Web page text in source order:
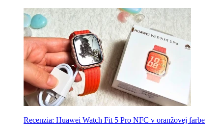
Recenzia: Huawei Watch Fit 5 Pro NFC v oranžovej farbe